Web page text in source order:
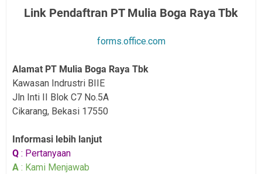
Link Pendaftran PT Mulia Boga Raya Tbk
forms.office.com
Alamat PT Mulia Boga Raya Tbk
Kawasan Indrustri BIIE
Jln Inti II Blok C7 No.5A
Cikarang, Bekasi 17550
Informasi lebih lanjut
Q : Pertanyaan
A : Kami Menjawab